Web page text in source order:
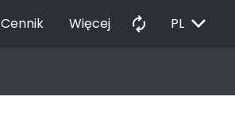
Cennik Więcej autorenew PL EXPAND_MORE